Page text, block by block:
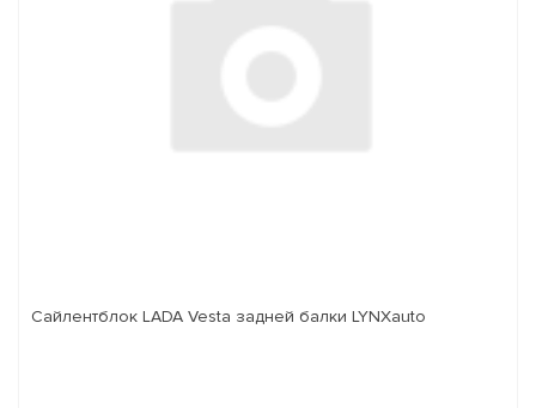
Сайлентблок LADA Vesta задней балки LYNXauto